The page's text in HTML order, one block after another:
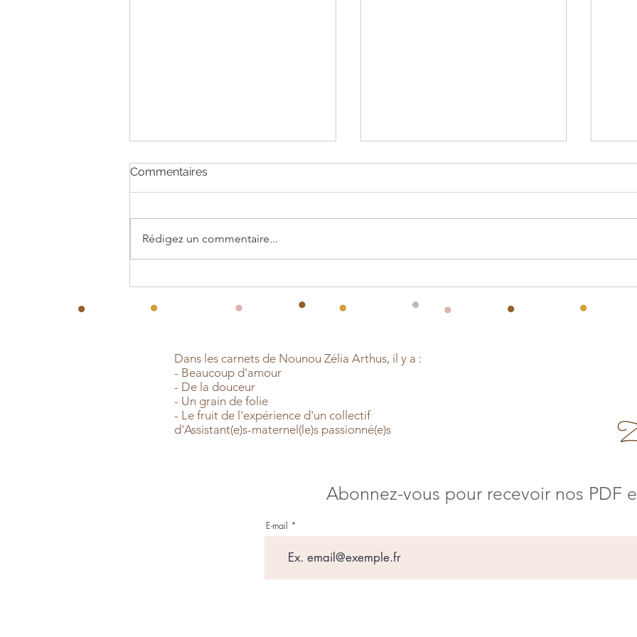
imprimer
imprimer
Commentaires
Rédigez un commentaire...
Dans les carnets de Nounou Zélia Arthus, il y a :
- Beaucoup d'amour
- De la douceur
- Un grain de folie
- Le fruit de l'expérience d'un collectif
d'Assistant(e)s-maternel(le)s passionné(e)s
Abonnez-vous pour recevoir nos PDF
E-mail